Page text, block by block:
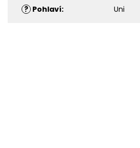
? Pohlaví: Uni